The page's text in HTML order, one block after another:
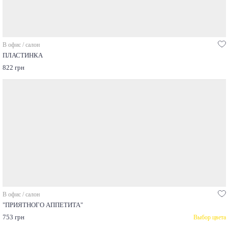
В офис / салон
ПЛАСТИНКА
822 грн
В офис / салон
"ПРИЯТНОГО АППЕТИТА"
753 грн
Выбор цвета